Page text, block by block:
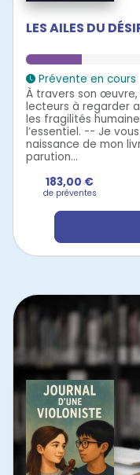
LES AILES DU
Prévente en cours
À travers son œuvre,
lecteurs à regarder
les fragilités
l’essentiel. -- Je
naissance de mon
parution...
183,00 €
de préventes